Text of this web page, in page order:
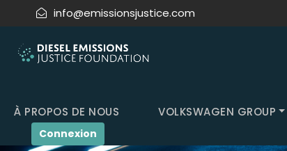
info@emissionsjustice.com
À PROPOS DE NOUS VOLKSWAGEN GROUP
Connexion